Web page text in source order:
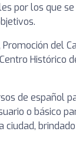
por los que
del
Histórico
de español
o básico